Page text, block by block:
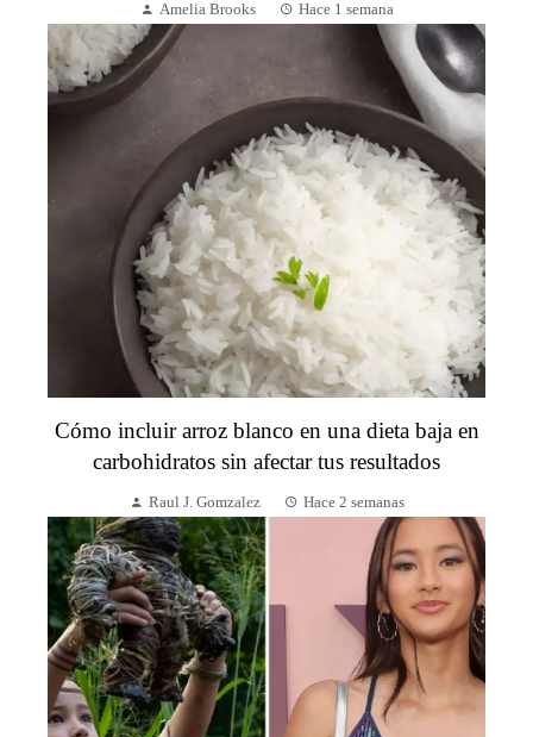
Amelia Brooks Hace 1 semana
Cómo incluir arroz blanco en una dieta baja en
carbohidratos sin afectar tus resultados
Raul J. Gomzalez Hace 2 semanas